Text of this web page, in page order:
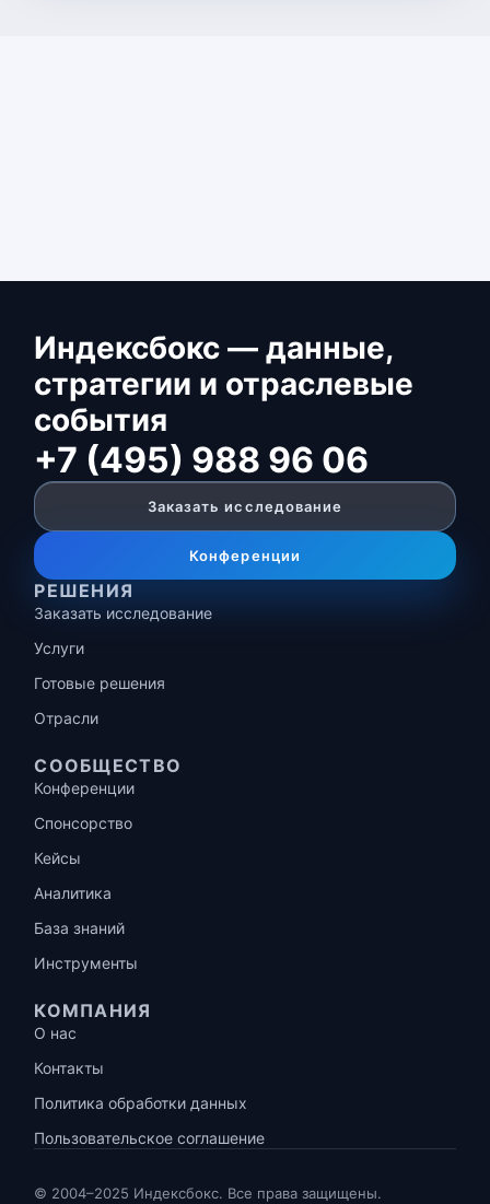
Индексбокс — данные,
стратегии и отраслевые
события
+7 (495) 988 96 06
Заказать исследование
Конференции
РЕШЕНИЯ
Заказать исследование
Услуги
Готовые решения
Отрасли
СООБЩЕСТВО
Конференции
Спонсорство
Кейсы
Аналитика
База знаний
Инструменты
КОМПАНИЯ
О нас
Контакты
Политика обработки данных
Пользовательское соглашение
© 2004–2025 Индексбокс. Все права защищены.